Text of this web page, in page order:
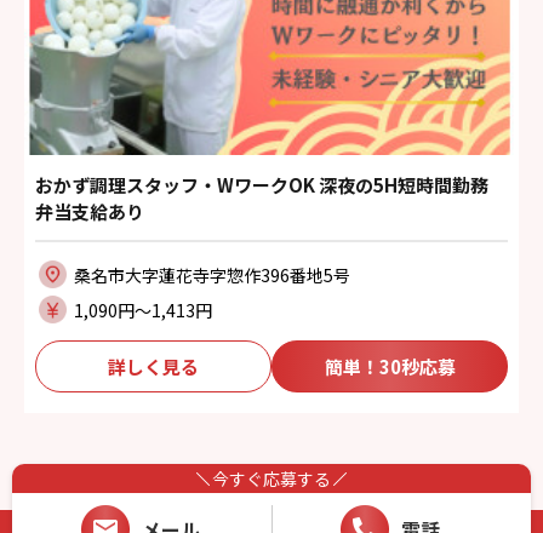
今すぐ応募する
おかず調理スタッフ・WワークOK 深夜の5H短時間勤務
弁当支給あり
桑名市大字蓮花寺字惣作396番地5号
1,090円〜1,413円
詳しく見る 簡単！30秒応募